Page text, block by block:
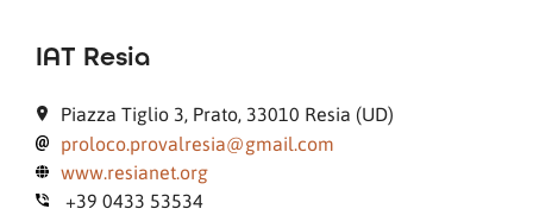
IAT Resia
Piazza Tiglio 3, Prato, 33010 Resia (UD)
proloco.provalresia@gmail.com
www.resianet.org
+39 0433 53534